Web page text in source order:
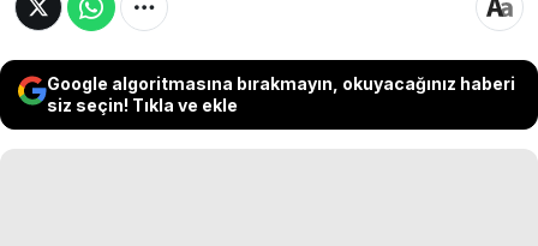
Google algoritmasına bırakmayın, okuyacağınız haberi
siz seçin! Tıkla ve ekle